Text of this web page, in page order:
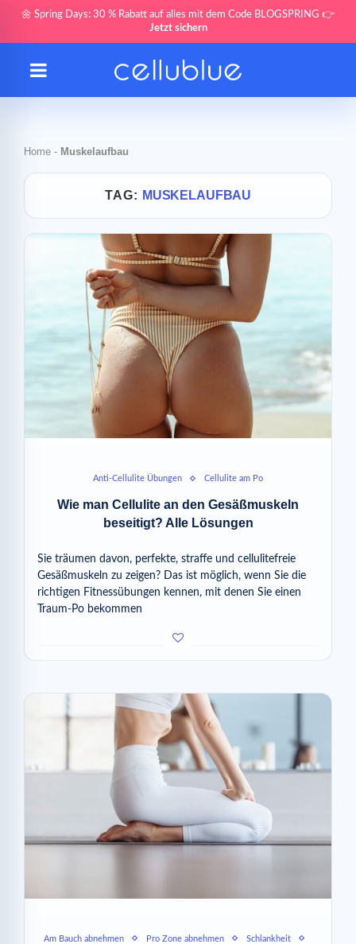
🌼 Spring Days: 30 % Rabatt auf alles mit dem Code BLOGSPRING 👉
Jetzt sichern
Home - Muskelaufbau
TAG: MUSKELAUFBAU
Anti-Cellulite Übungen Cellulite am Po
Wie man Cellulite an den Gesäßmuskeln
beseitigt? Alle Lösungen
Sie träumen davon, perfekte, straffe und cellulitefreie
Gesäßmuskeln zu zeigen? Das ist möglich, wenn Sie die
richtigen Fitnessübungen kennen, mit denen Sie einen
Traum-Po bekommen
Am Bauch abnehmen Pro Zone abnehmen
Schlankheit